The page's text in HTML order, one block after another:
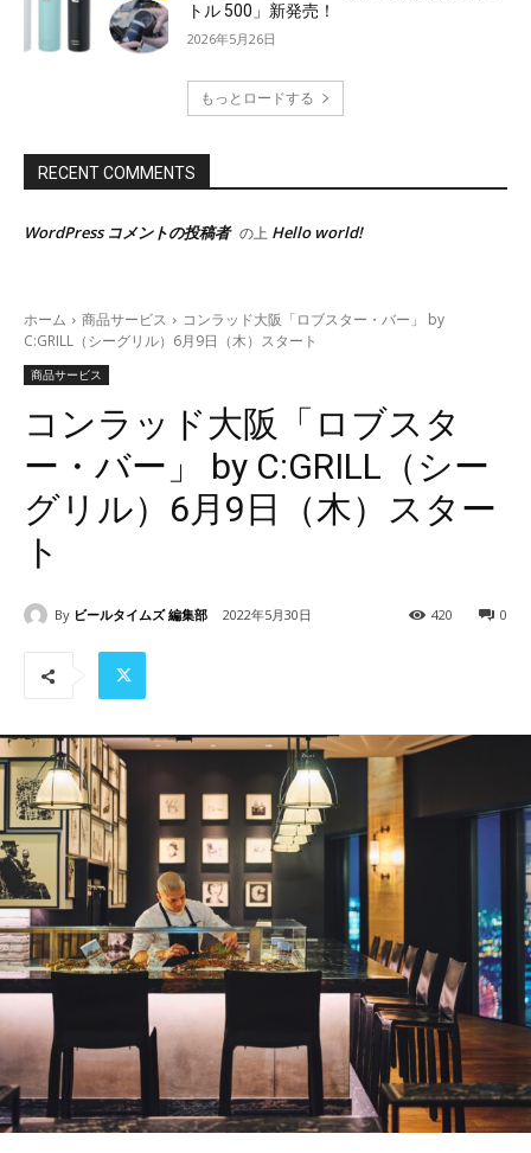
トル 500」新発売！
2026年5月26日
もっとロードする
RECENT COMMENTS
WordPress コメントの投稿者 の上 Hello world!